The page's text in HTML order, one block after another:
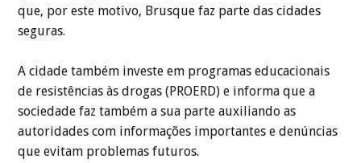
que, por este motivo, Brusque faz parte das cidades
seguras.
A cidade também investe em programas educacionais
de resistências às drogas (PROERD) e informa que a
sociedade faz também a sua parte auxiliando as
autoridades com informações importantes e denúncias
que evitam problemas futuros.